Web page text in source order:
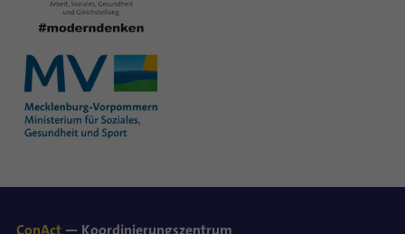
ConAct — Koordinierungszentrum